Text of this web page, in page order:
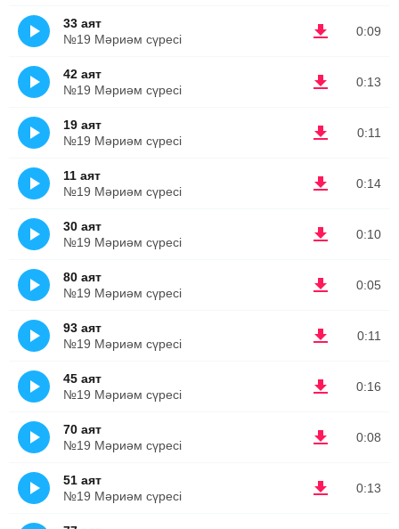
0:09
33 аят
№19 Мәриәм сүресі
0:13
42 аят
№19 Мәриәм сүресі
0:11
19 аят
№19 Мәриәм сүресі
0:14
11 аят
№19 Мәриәм сүресі
0:10
30 аят
№19 Мәриәм сүресі
0:05
80 аят
№19 Мәриәм сүресі
0:11
93 аят
№19 Мәриәм сүресі
0:16
45 аят
№19 Мәриәм сүресі
0:08
70 аят
№19 Мәриәм сүресі
0:13
51 аят
№19 Мәриәм сүресі